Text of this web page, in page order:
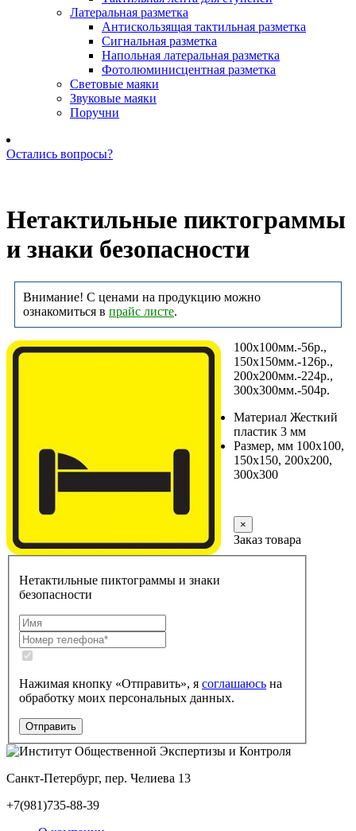
Латеральная разметка
Антискользящая тактильная разметка
Сигнальная разметка
Напольная латеральная разметка
Фотолюминисцентная разметка
Световые маяки
Звуковые маяки
Поручни
Остались вопросы?
Нетактильные пиктограммы
и знаки безопасности
Внимание! С ценами на продукцию можно
ознакомиться в прайс листе.
100х100мм.-56р.,
150х150мм.-126р.,
200х200мм.-224р.,
300х300мм.-504р.
Материал Жесткий
пластик 3 мм
Размер, мм 100х100,
150х150, 200х200,
300х300
×
Заказ товара
Нетактильные пиктограммы и знаки
безопасности
Нажимая кнопку «Отправить», я соглашаюсь на
обработку моих персональных данных.
Санкт-Петербург, пер. Челиева 13
+7(981)735-88-39